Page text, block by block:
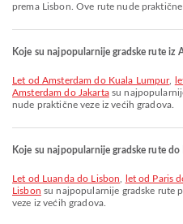
prema Lisbon. Ove rute nude praktične
Koje su najpopularnije gradske rute iz
let od Amsterdam do Kuala Lumpur,
Amsterdam do Jakartasu
nude praktične veze iz većih gradova.
Koje su najpopularnije gradske rute do
let od Luanda do Lisbon let od Paris
Lisbon su najpopularnije gradske rute
veze iz većih gradova.